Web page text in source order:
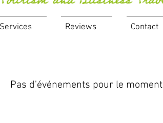
Services Reviews Contact
Pas d'événements pour le moment